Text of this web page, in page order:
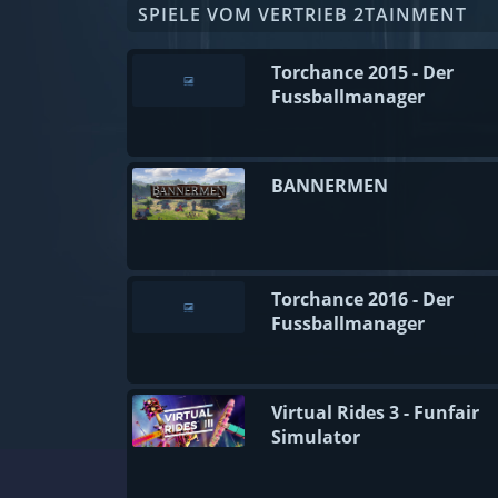
SPIELE VOM VERTRIEB 2TAINMENT
Torchance 2015 - Der
Fussballmanager
BANNERMEN
Torchance 2016 - Der
Fussballmanager
Virtual Rides 3 - Funfair
Simulator